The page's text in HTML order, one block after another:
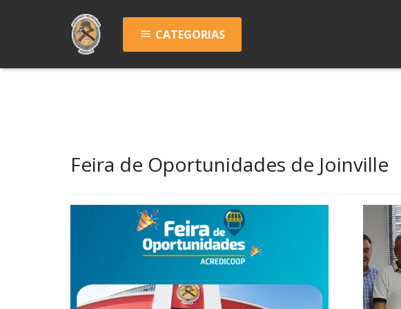
menu CATEGORIAS
Feira de Oportunidades de Joinville